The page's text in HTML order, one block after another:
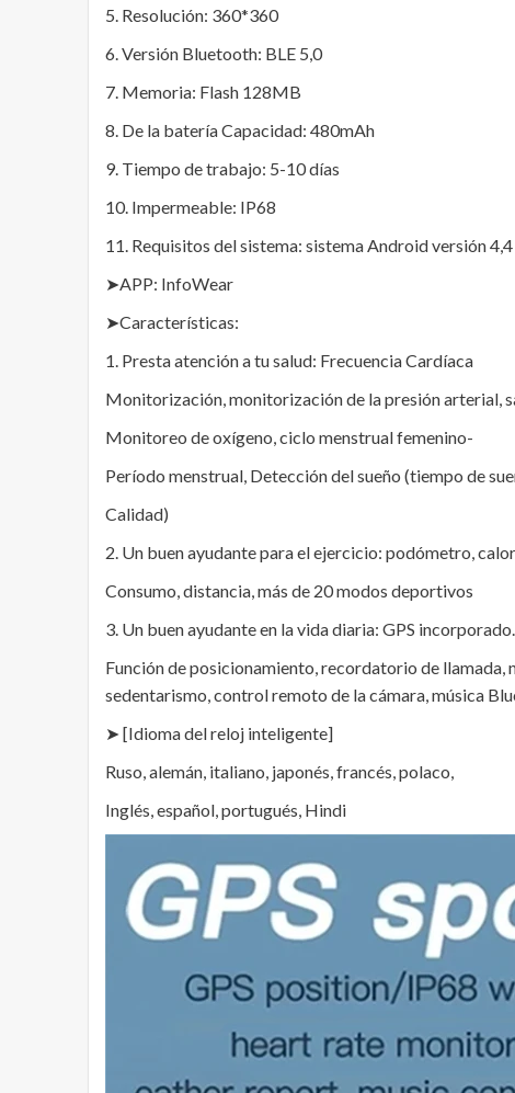
5. Resolución: 360*360
6. Versión Bluetooth: BLE 5,0
7. Memoria: Flash 128MB
8. De la batería Capacidad: 480mAh
9. Tiempo de trabajo: 5-10 días
10. Impermeable: IP68
11. Requisitos del sistema: sistema Android versión
➤APP: InfoWear
➤Características:
1. Presta atención a tu salud: Frecuencia Cardíaca
Monitorización, monitorización de la presión arterial,
Monitoreo de oxígeno, ciclo menstrual femenino-
Período menstrual, Detección del sueño (tiempo de
Calidad)
2. Un buen ayudante para el ejercicio: podómetro,
Consumo, distancia, más de 20 modos deportivos
3. Un buen ayudante en la vida diaria: GPS incorporado.
Función de posicionamiento, recordatorio de
sedentarismo, control remoto de la cámara, música
➤ [Idioma del reloj inteligente]
Ruso, alemán, italiano, japonés, francés, polaco,
Inglés, español, portugués, Hindi